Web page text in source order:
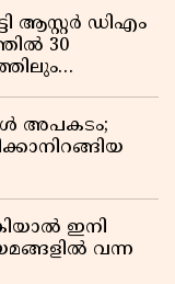
ആസ്റ്റർ ഡിഎം
30
അപകടം;
ഇനി
വന്ന